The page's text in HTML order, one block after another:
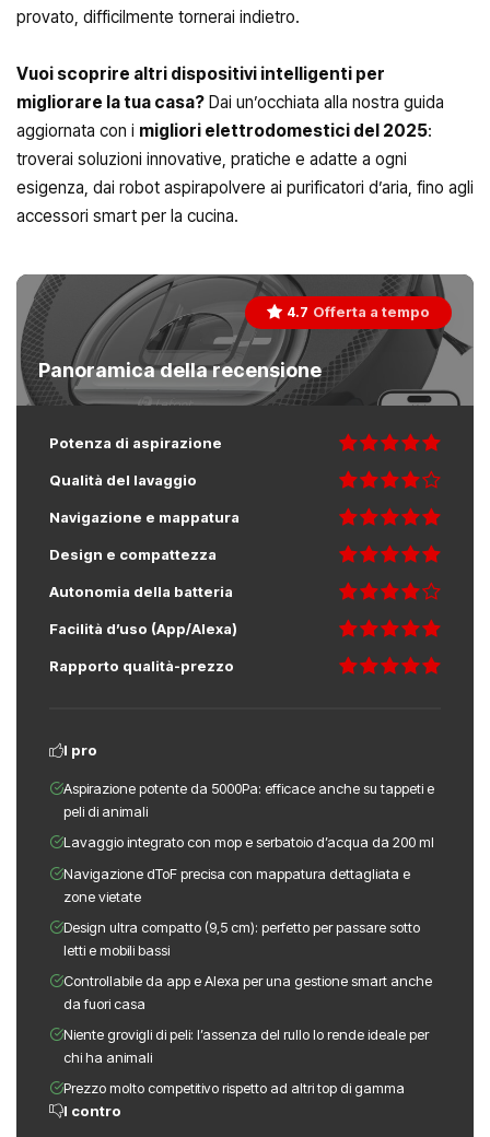
provato, difficilmente tornerai indietro.
Vuoi scoprire altri dispositivi intelligenti per
migliorare la tua casa? Dai un’occhiata alla nostra guida
aggiornata con i migliori elettrodomestici del 2025:
troverai soluzioni innovative, pratiche e adatte a ogni
esigenza, dai robot aspirapolvere ai purificatori d’aria, fino agli
accessori smart per la cucina.
Panoramica della recensione
4.7 Offerta a tempo
Potenza di aspirazione
Qualità del lavaggio
Navigazione e mappatura
Design e compattezza
Autonomia della batteria
Facilità d’uso (App/Alexa)
Rapporto qualità-prezzo
I pro
Aspirazione potente da 5000Pa: efficace anche su tappeti e
peli di animali
Lavaggio integrato con mop e serbatoio d’acqua da 200 ml
Navigazione dToF precisa con mappatura dettagliata e
zone vietate
Design ultra compatto (9,5 cm): perfetto per passare sotto
letti e mobili bassi
Controllabile da app e Alexa per una gestione smart anche
da fuori casa
Niente grovigli di peli: l’assenza del rullo lo rende ideale per
chi ha animali
Prezzo molto competitivo rispetto ad altri top di gamma
I contro